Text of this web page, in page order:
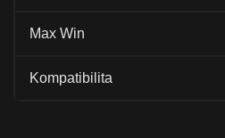
Max Win
Kompatibilita